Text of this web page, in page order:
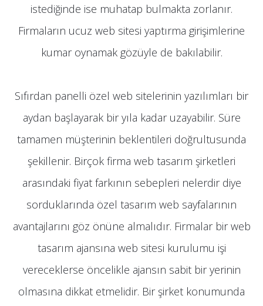
istediğinde ise muhatap bulmakta zorlanır.
Firmaların ucuz web sitesi yaptırma girişimlerine
kumar oynamak gözüyle de bakılabilir.
Sıfırdan panelli özel web sitelerinin yazılımları bir
aydan başlayarak bir yıla kadar uzayabilir. Süre
tamamen müşterinin beklentileri doğrultusunda
şekillenir. Birçok firma web tasarım şirketleri
arasındaki fiyat farkının sebepleri nelerdir diye
sorduklarında özel tasarım web sayfalarının
avantajlarını göz önüne almalıdır. Firmalar bir web
tasarım ajansına web sitesi kurulumu işi
vereceklerse öncelikle ajansın sabit bir yerinin
olmasına dikkat etmelidir. Bir şirket konumunda